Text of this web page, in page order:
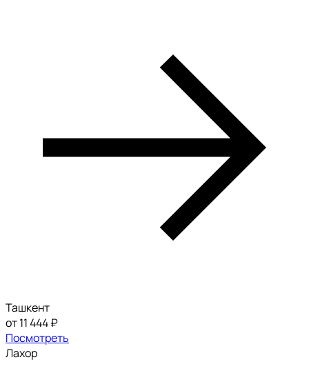
Ташкент
от 11 444 ₽
Посмотреть
Лахор